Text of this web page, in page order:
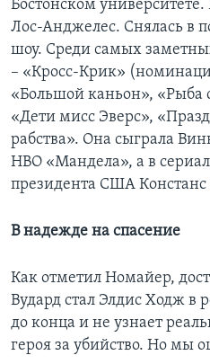
Бостонском университете.
Лос-Анджелес. Снялась в
шоу. Среди самых
– «Кросс-Крик»
«Большой каньон», «Рыба
«Дети мисс Эверс»,
рабства». Она сыграла
HBO «Мандела», а в
президента США Констанс
В надежде на спасение
Как отметил Номайер,
Вудард стал Элдис Ходж в
до конца и не узнает
героя за убийство. Но мы